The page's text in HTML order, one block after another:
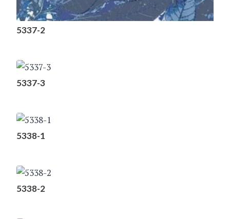
5337-2
5337-3
5338-1
5338-2